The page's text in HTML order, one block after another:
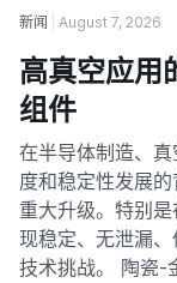
新闻 August 7, 2026
高真空应用
组件
在半导体制造、
度和稳定性发展
重大升级。特别
现稳定、无泄漏
技术挑战。 陶瓷-